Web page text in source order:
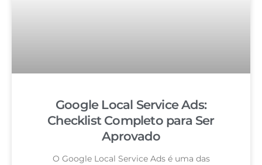
Google Local Service Ads:
Checklist Completo para Ser
Aprovado
O Google Local Service Ads é uma das